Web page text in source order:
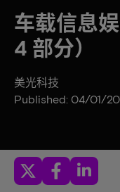
车载信息
4 部分）
美光科技
Published: 04/01/